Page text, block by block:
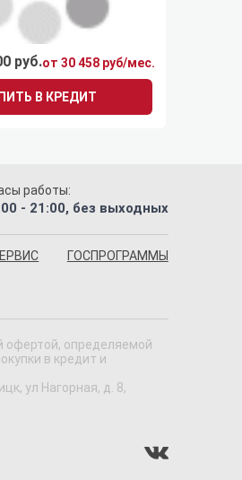
руб.от 30 458 руб/мес.
В КРЕДИТ
работы:
- 21:00, без выходных
ГОСПРОГРАММЫ
офертой, определяемой
в кредит и
ул Нагорная, д. 8,